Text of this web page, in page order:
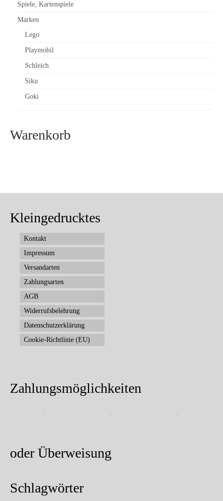
Spiele, Kartenspiele
Marken
Lego
Playmobil
Schleich
Siku
Goki
Warenkorb
Kleingedrucktes
Kontakt
Impressum
Versandarten
Zahlungsarten
AGB
Widerrufsbelehrung
Datenschutzerklärung
Cookie-Richtlinie (EU)
Zahlungsmöglichkeiten
oder Überweisung
Schlagwörter